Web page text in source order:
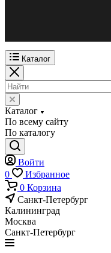
Каталог
Каталог
По всему сайту
По каталогу
Войти
0
Избранное
0 Корзина
Санкт-Петербург
Калининград
Москва
Санкт-Петербург